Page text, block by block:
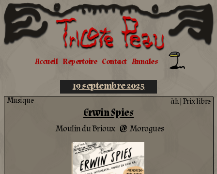
Tricote
PeauAccueil Repertoire Contact Annales
19 septembre 2025
Musique
Erwin Spies
Moulin du Brioux @ Morogues
àh| Prix libre